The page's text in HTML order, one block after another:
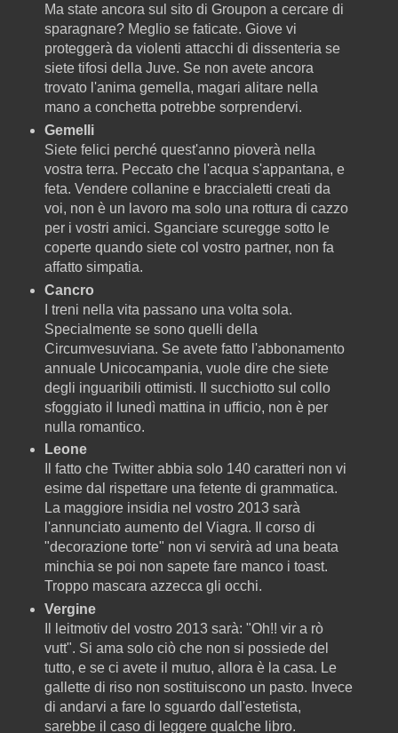
Ma state ancora sul sito di Groupon a cercare di
sparagnare? Meglio se faticate. Giove vi
proteggerà da violenti attacchi di dissenteria se
siete tifosi della Juve. Se non avete ancora
trovato l'anima gemella, magari alitare nella
mano a conchetta potrebbe sorprendervi.
Gemelli
Siete felici perché quest'anno pioverà nella
vostra terra. Peccato che l'acqua s'appantana, e
feta. Vendere collanine e braccialetti creati da
voi, non è un lavoro ma solo una rottura di cazzo
per i vostri amici. Sganciare scuregge sotto le
coperte quando siete col vostro partner, non fa
affatto simpatia.
Cancro
I treni nella vita passano una volta sola.
Specialmente se sono quelli della
Circumvesuviana. Se avete fatto l'abbonamento
annuale Unicocampania, vuole dire che siete
degli inguaribili ottimisti. Il succhiotto sul collo
sfoggiato il lunedì mattina in ufficio, non è per
nulla romantico.
Leone
Il fatto che Twitter abbia solo 140 caratteri non vi
esime dal rispettare una fetente di grammatica.
La maggiore insidia nel vostro 2013 sarà
l'annunciato aumento del Viagra. Il corso di
"decorazione torte" non vi servirà ad una beata
minchia se poi non sapete fare manco i toast.
Troppo mascara azzecca gli occhi.
Vergine
Il leitmotiv del vostro 2013 sarà: "Oh!! vir a rò
vutt". Si ama solo ciò che non si possiede del
tutto, e se ci avete il mutuo, allora è la casa. Le
gallette di riso non sostituiscono un pasto. Invece
di andarvi a fare lo sguardo dall'estetista,
sarebbe il caso di leggere qualche libro.